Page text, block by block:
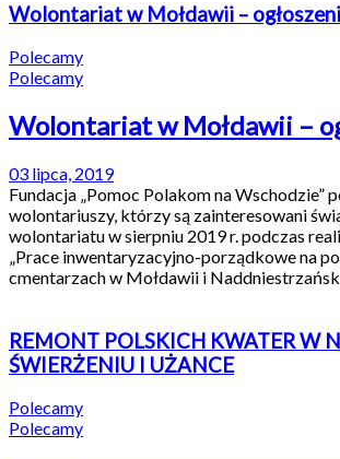
Wolontariat w Mołdawii –
Polecamy
Polecamy
Wolontariat w Mołdawii –
03 lipca, 2019
Fundacja „Pomoc Polakom na Wschodzie”
wolontariuszy, którzy są zainteresowani
wolontariatu w sierpniu 2019 r. podczas
„Prace inwentaryzacyjno-porządkowe na
cmentarzach w Mołdawii i
REMONT POLSKICH KWATER W
ŚWIERŻENIU I UŻANCE
Polecamy
Polecamy